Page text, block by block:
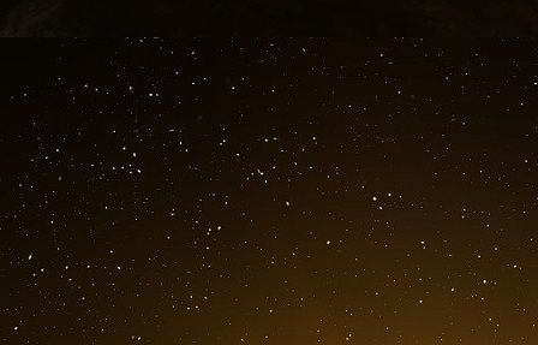
Comme de nombreux médias, BFMTV
candidats, le lundi 23 mars. Emmanuel
choix, Marine Le Pen a décommandé sa
donc préféré annuler purement et simplement
prévu d’organiser un débat entre les douze
Là aussi, la participation du président-
Lundi dernier, dans son émission « La
bien présent. Mais le format de l’émission
débat. Et la chaîne n’a invité que huit
Aignan, Philippe Poutou, Jean Lassalle